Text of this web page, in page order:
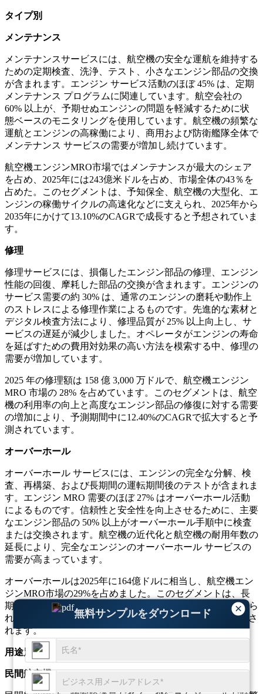
×
無料サンプルをダウンロード
タイプ別
メンテナンス
メンテナンスサービスには、航空機の安全な運航を維持する
ための定期検査、洗浄、テスト、小さなエンジン部品の交換
が含まれます。エンジン サービス活動のほぼ 45% は、定期
メンテナンス プログラムに関連しています。航空会社の
60% 以上が、予期せぬエンジンの問題を軽減するために状
態ベースのモニタリングを使用しています。航空機の頻繁な
運航とエンジンの高稼働により、商用および防衛艦隊全体で
メンテナンス サービスの需要が増加し続けています。
航空機エンジンMRO市場ではメンテナンスが最大のシェア
を占め、2025年には243億米ドルを占め、市場全体の43％を
占めた。このセグメントは、予知保全、航空機の大型化、エ
ンジンの稼働サイクルの高速化などに支えられ、2025年から
2035年にかけて13.10%のCAGRで成長すると予想されていま
す。
修理
修理サービスには、損傷したエンジン部品の修理、エンジン
性能の回復、摩耗した部品の交換が含まれます。エンジンの
サービス需要の約 30% は、通常のエンジンの磨耗や動作上
のストレスによる修理作業によるものです。先進的な素材と
デジタル検査方法により、修理品質が 25% 以上向上し、サ
ービスの遅延が減少しました。オペレータがエンジンの寿命
を延ばすための費用対効果の高い方法を模索する中、修理の
需要が増加しています。
2025 年の修理額は 158 億 3,000 万ドルで、航空機エンジン
MRO 市場の 28% を占めています。このセグメントは、航空
機の利用率の向上と高度なエンジン部品の修復に対する需要
の増加により、予測期間中に12.40%のCAGRで拡大すると予
測されています。
オーバーホール
オーバーホール サービスには、エンジンの完全な分解、検
査、再構築、および長期間の運転期間後のテストが含まれま
す。エンジン MRO 需要のほぼ 27% はオーバーホール活動
によるものです。信頼性と安全性を向上させるために、主要
なエンジン部品の 50% 以上がオーバーホール手順中に検査
または交換されます。航空機の近代化と航空機の耐用年数の
延長により、完全なエンジンのオーバーホール サービスの
需要が高まっています。
オーバーホールは2025年に164億ドルに相当し、航空機エン
ジンMRO市場の29%を占めました。このセグメントは、長
期にわたるフリート運用と厳格なエンジン性能基準に支えら
れ、予測期間を通じて 12.60% の CAGR を記録すると予想さ
れます。
用途別
民間航空機